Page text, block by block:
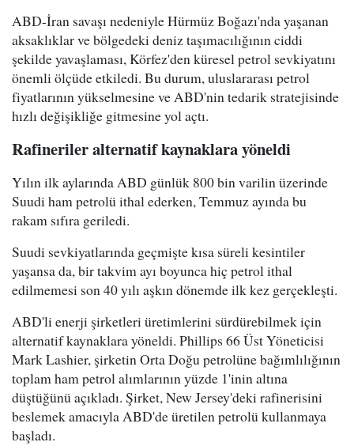
ABD-İran savaşı nedeniyle Hürmüz Boğazı'nda yaşanan
aksaklıklar ve bölgedeki deniz taşımacılığının ciddi
şekilde yavaşlaması, Körfez'den küresel petrol sevkiyatını
önemli ölçüde etkiledi. Bu durum, uluslararası petrol
fiyatlarının yükselmesine ve ABD'nin tedarik stratejisinde
hızlı değişikliğe gitmesine yol açtı.
Rafineriler alternatif kaynaklara yöneldi
Yılın ilk aylarında ABD günlük 800 bin varilin üzerinde
Suudi ham petrolü ithal ederken, Temmuz ayında bu
rakam sıfıra geriledi.
Suudi sevkiyatlarında geçmişte kısa süreli kesintiler
yaşansa da, bir takvim ayı boyunca hiç petrol ithal
edilmemesi son 40 yılı aşkın dönemde ilk kez gerçekleşti.
ABD'li enerji şirketleri üretimlerini sürdürebilmek için
alternatif kaynaklara yöneldi. Phillips 66 Üst Yöneticisi
Mark Lashier, şirketin Orta Doğu petrolüne bağımlılığının
toplam ham petrol alımlarının yüzde 1'inin altına
düştüğünü açıkladı. Şirket, New Jersey'deki rafinerisini
beslemek amacıyla ABD'de üretilen petrolü kullanmaya
başladı.